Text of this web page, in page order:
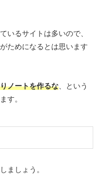
いるサイトは多いので、
ためになるとは思います
ノートを作るな 、という
す。
ましょう。